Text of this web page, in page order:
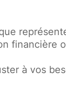
financière
à vos